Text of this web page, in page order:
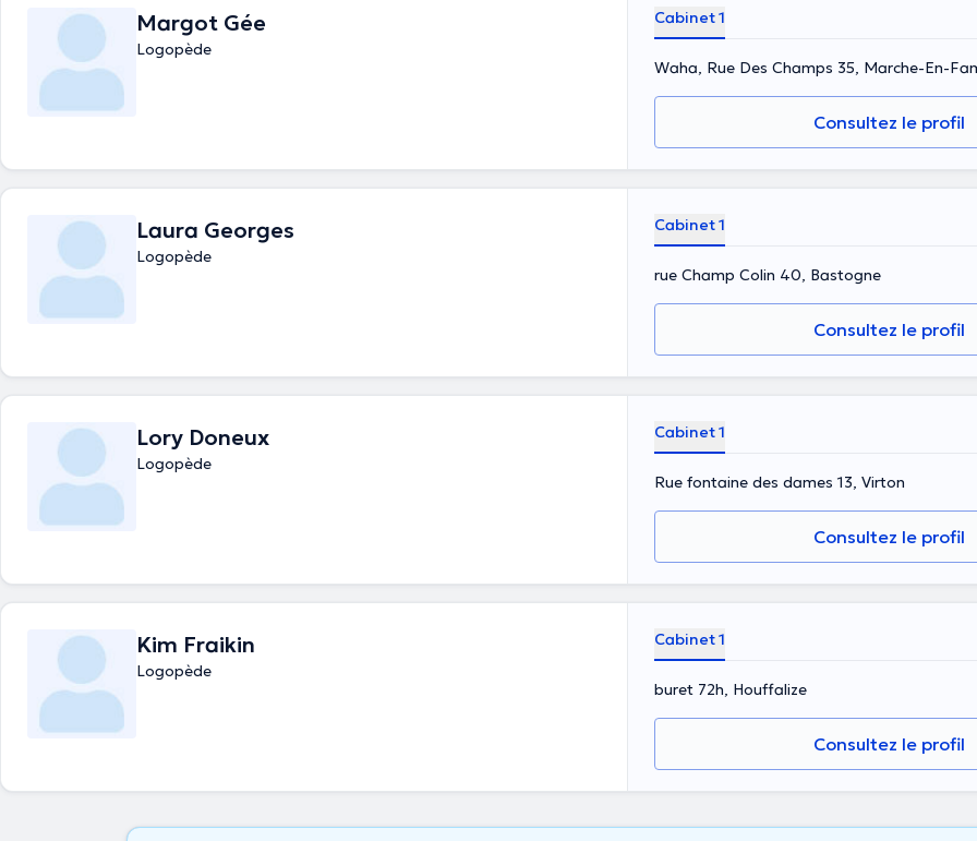
Margot Gée
Logopède
Cabinet 1
Waha, Rue Des Champs 35, Marche-En-
Consultez le profil
Laura Georges
Logopède
Cabinet 1
rue Champ Colin 40, Bastogne
Consultez le profil
Lory Doneux
Logopède
Cabinet 1
Rue fontaine des dames 13, Virton
Consultez le profil
Kim Fraikin
Logopède
Cabinet 1
buret 72h, Houffalize
Consultez le profil